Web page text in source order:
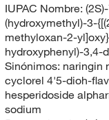
IUPAC Nombre:
(hydroxymethyl)-3-
methyloxan-2-
hydroxyphenyl)-3,4-
Sinónimos: naringin
cyclorel 4'5-dioh-
hesperidoside
sodium